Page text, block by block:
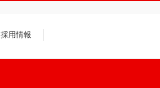
採用情報